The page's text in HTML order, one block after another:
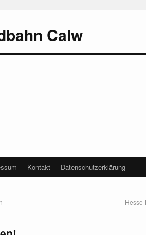
Calw
Kontakt Datenschutzerklärung